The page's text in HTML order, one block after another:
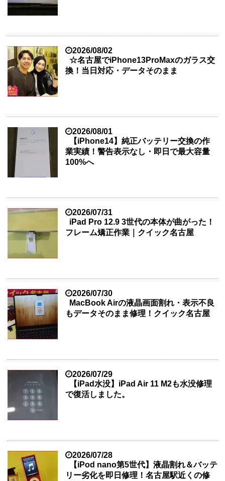
2026/08/02
☆名古屋でiPhone13ProMaxのガラス交
換！当日対応・データそのまま
2026/08/01
【iPhone14】純正バッテリー交換の作
業実績！警告表示なし・即日で最大容量
100%へ
2026/07/31
iPad Pro 12.9 3世代の本体が曲がった！
フレーム矯正作業｜クイック名古屋
2026/07/30
MacBook Airの液晶画面割れ・表示不良
もデータそのまま修理！クイック名古屋
2026/07/29
【iPad水没】iPad Air 11 M2も水没修理
で復活しました。
2026/07/28
【iPod nano第5世代】液晶割れ＆バッテ
リー劣化を即日修理！名古屋駅近くの修